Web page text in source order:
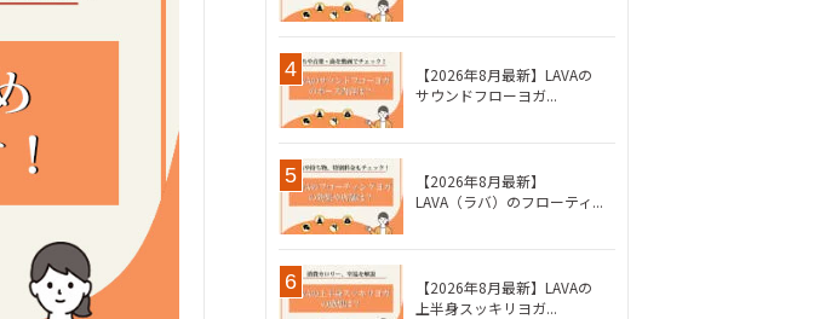
【2026年8月最新】LAVAの
サウンドフローヨガ...
【2026年8月最新】
LAVA（ラバ）のフローティ...
【2026年8月最新】LAVAの
上半身スッキリヨガ...